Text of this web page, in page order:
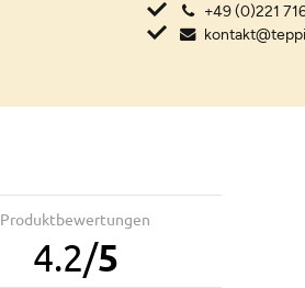
+49 (0)221
Produktbewertungen
4.2/5